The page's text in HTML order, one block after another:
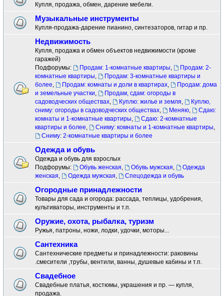
Купля, продажа, обмен, дарение мебели.
Музыкальные инструменты
Купля-продажа-дарение пианино, синтезаторов, гитар и пр.
Недвижимость
Купля, продажа и обмен объектов недвижимости (кроме
гаражей)
Подфорумы:
Продам: 1-комнатные квартиры,
Продам: 2-
комнатные квартиры,
Продам: 3-комнатные квартиры и
более, Продам: комнаты и доли в квартирах,
Продам: дома
и земельные участки,
Продам, сдам: огороды в
садоводческих обществах, Куплю: жилье и земля,
Куплю,
сниму: огороды в садоводческих обществах, Меняю,
Сдаю:
комнаты и 1-комнатные квартиры,
Сдаю: 2-комнатные
квартиры и более, Сниму: комнаты и 1-комнатные квартиры,
Сниму: 2-комнатные квартиры и более
Одежда и обувь
Одежда и обувь для взрослых
Подфорумы:
Обувь женская, Обувь мужская,
Одежда
женская, Одежда мужская, Спецодежда и обувь
Огородные принадлежности
Товары для сада и огорода: рассада, теплицы, удобрения,
культиваторы, инструменты и т.п.
Оружие, охота, рыбалка, туризм
Ружья, патроны, ножи, лодки, удочки, моторы...
Сантехника
Сантехнические предметы и принадлежности: раковины
.смесители ,трубы, вентили, ванны, душевые кабины и т.п.
Свадебное
Свадебные платья, костюмы, украшения и пр. — купля,
продажа.